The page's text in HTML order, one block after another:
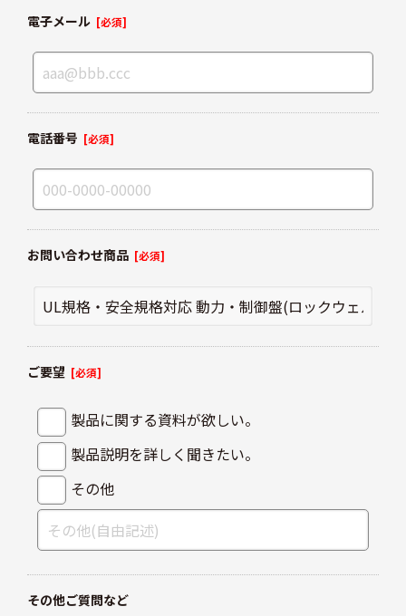
電子メール [必須]
電話番号 [必須]
お問い合わせ商品 [必須]
ご要望 [必須]
製品に関する資料が欲しい。
製品説明を詳しく聞きたい。
その他
その他ご質問など